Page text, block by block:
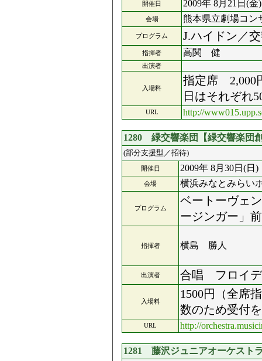
開催日 2009年 8月21日(金)
会場 熊本県立劇場コン
プログラム J.ハイドン／
指揮者 高関 健
出演者
入場料
指定席 2,000
日はそれぞれ
URL http://
1280 緑交響楽団【緑交響楽団
(部分支援型／招待)
開催日 2009年 8月30日(日)
会場 横浜みなとみらい
プログラム
ベートーヴェ
ージンガー」
指揮者 横島 勝人
出演者 合唱 フロイデ
入場料
1500円（全席
数のため受付
URL http://
1281 藤沢ジュニアオーケスト